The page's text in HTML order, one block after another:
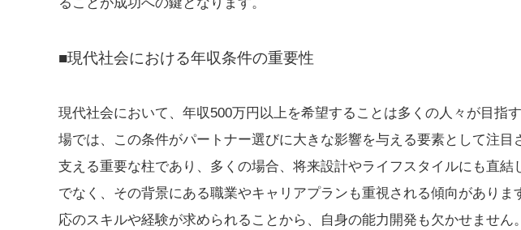
■現代社会における年収条件の重要性
現代社会において、年収500万円以上を希望することは多くの人々が目指
場では、この条件がパートナー選びに大きな影響を与える要素として注
支える重要な柱であり、多くの場合、将来設計やライフスタイルにも直
でなく、その背景にある職業やキャリアプランも重視される傾向があり
応のスキルや経験が求められることから、自身の能力開発も欠かせませ